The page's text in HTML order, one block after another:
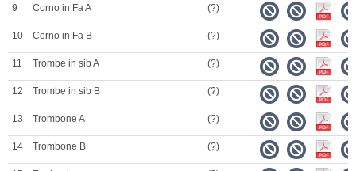
9 Corno in Fa A (?)
10 Corno in Fa B (?)
11 Trombe in sib A (?)
12 Trombe in sib B (?)
13 Trombone A (?)
14 Trombone B (?)